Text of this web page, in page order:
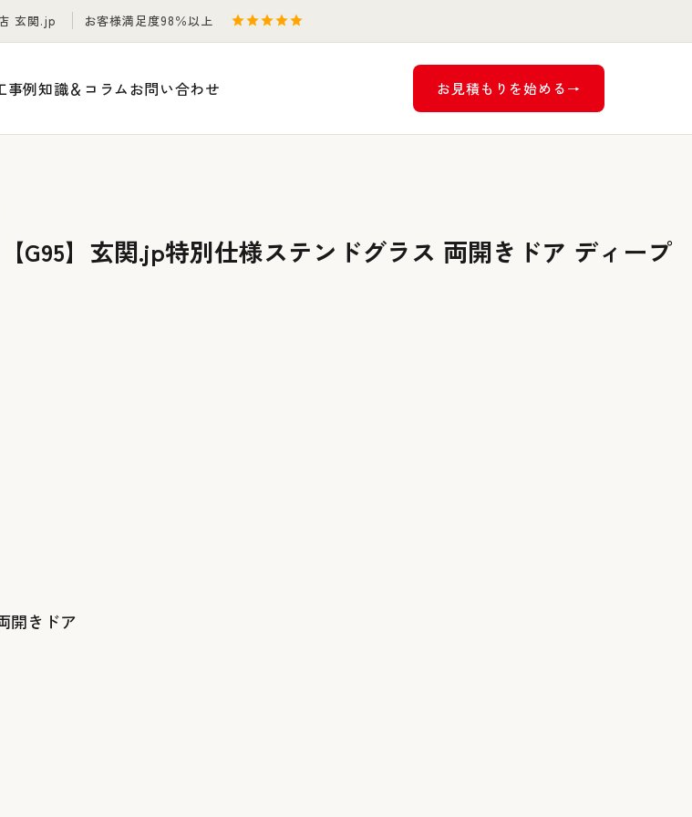
玄関.jp お客様満足度98％以上
事例知識＆コラムお問い合わせ お見積もりを始める
G95】玄関.jp特別仕様ステンドグラス 両開きドア ディープ
開きドア